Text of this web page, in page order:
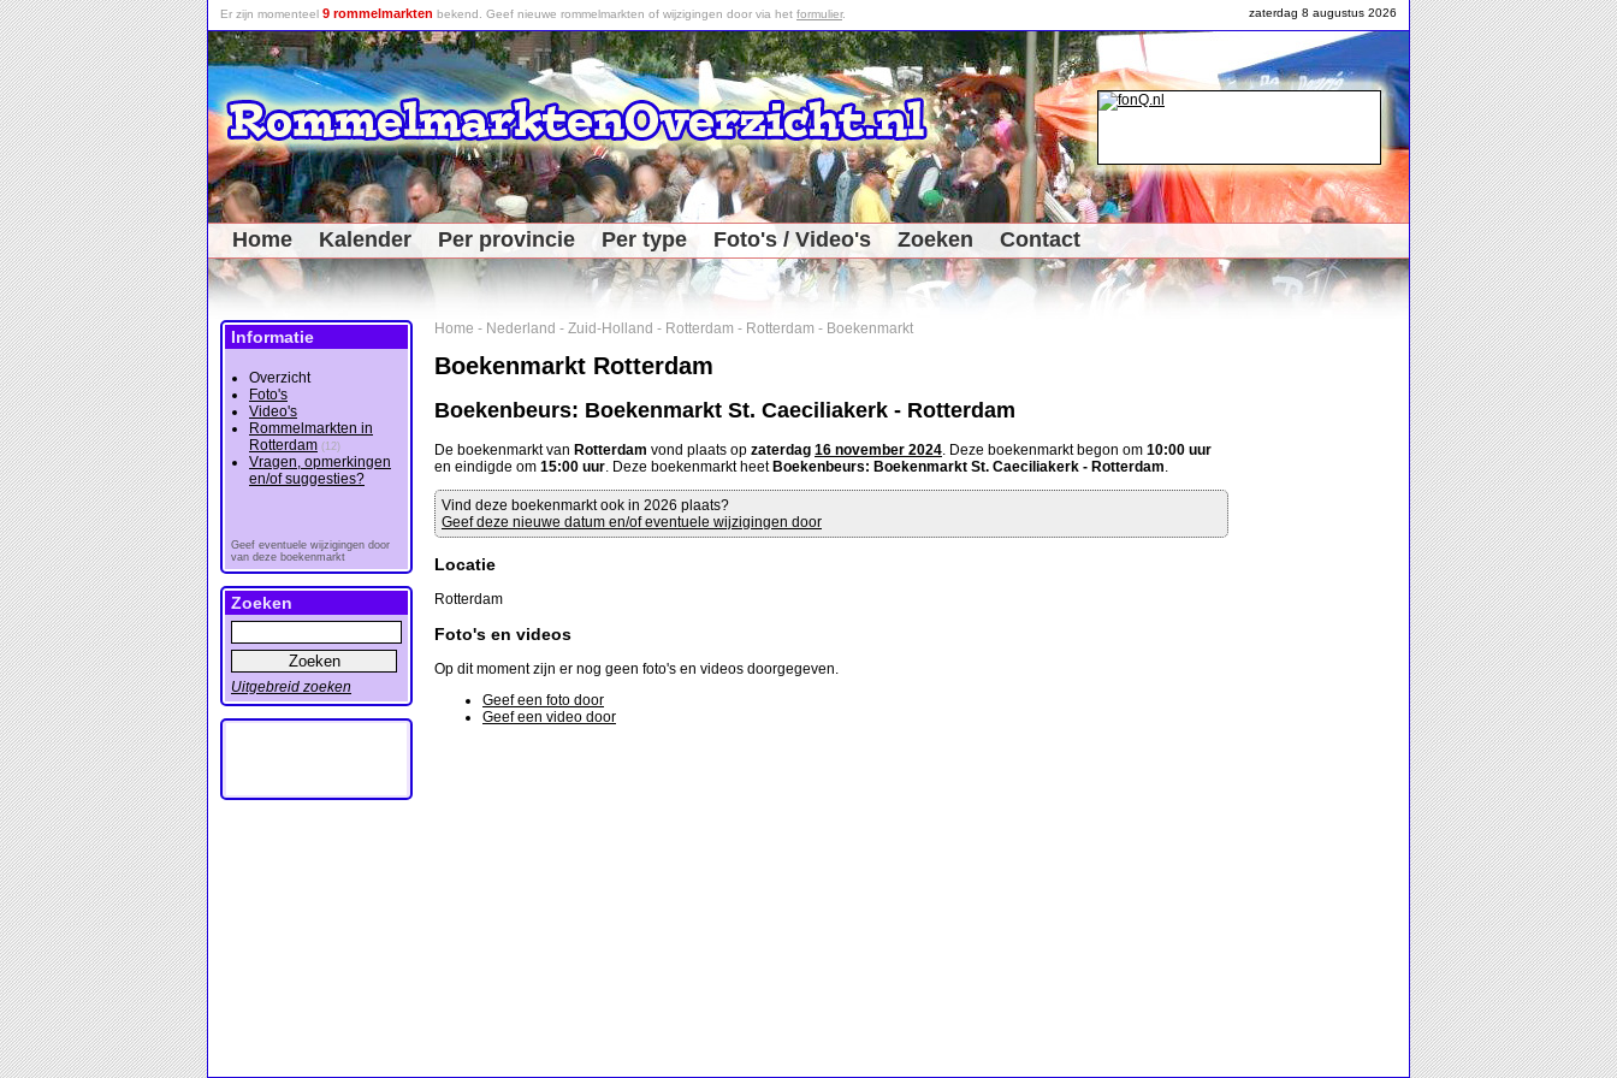
zaterdag 8 augustus 2026
Er zijn momenteel 9 rommelmarkten bekend. Geef nieuwe rommelmarkten of wijzigingen door via het formulier.
Home Kalender Per provincie Per type Foto's / Video's Zoeken Contact
Home - Nederland - Zuid-Holland - Rotterdam - Rotterdam - Boekenmarkt
Boekenmarkt Rotterdam
Boekenbeurs: Boekenmarkt St. Caeciliakerk - Rotterdam
De boekenmarkt van Rotterdam vond plaats op zaterdag 16 november 2024. Deze boekenmarkt begon om 10:00 uur
en eindigde om 15:00 uur. Deze boekenmarkt heet Boekenbeurs: Boekenmarkt St. Caeciliakerk - Rotterdam.
Vind deze boekenmarkt ook in 2026 plaats?
Geef deze nieuwe datum en/of eventuele wijzigingen door
Locatie
Rotterdam
Foto's en videos
Op dit moment zijn er nog geen foto's en videos doorgegeven.
Geef een foto door
Geef een video door
Informatie
Overzicht
Foto's
Video's
Rommelmarkten in
Rotterdam (12)
Vragen, opmerkingen
en/of suggesties?
Geef eventuele wijzigingen door
van deze boekenmarkt
Zoeken
Uitgebreid zoeken